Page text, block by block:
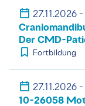
27.11.2026
Der CMD-
Fortbildung
27.11.2026
10-26058